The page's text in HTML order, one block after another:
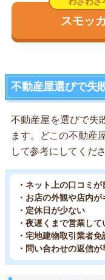
スモッ
不動産屋選びで失
不動産屋を選びで失
ます。どこの不動産
して参考にしてくださ
・ネット上の口コミが
・お店の外観や店内が
・定休日が少ない
・夜遅くまで営業して
・宅地建物取引業者
・問い合わせの返信